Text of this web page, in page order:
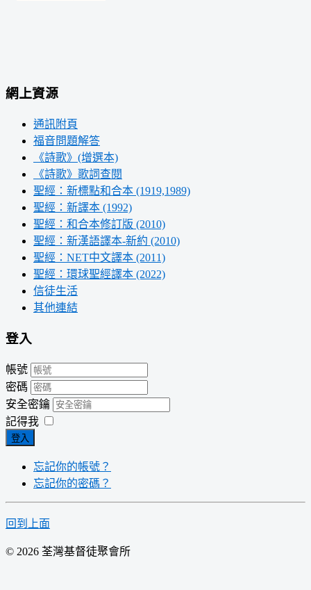
網上資源
通訊附頁
福音問題解答
《詩歌》(增選本)
《詩歌》歌詞查閱
聖經：新標點和合本 (1919,1989)
聖經：新譯本 (1992)
聖經：和合本修訂版 (2010)
聖經：新漢語譯本-新約 (2010)
聖經：NET中文譯本 (2011)
聖經：環球聖經譯本 (2022)
信徒生活
其他連結
登入
帳號
密碼
安全密鑰
記得我
登入
忘記你的帳號？
忘記你的密碼？
回到上面
© 2026 荃灣基督徒聚會所